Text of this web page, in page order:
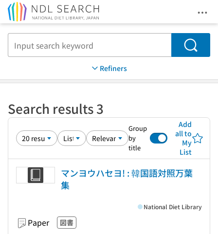
Search
Refiners
Search results 3
Group
by
title
Add
all to
My
List
マンヨウハセヨ! : 韓国語対照万葉
集
Paper 図書
National Diet Library